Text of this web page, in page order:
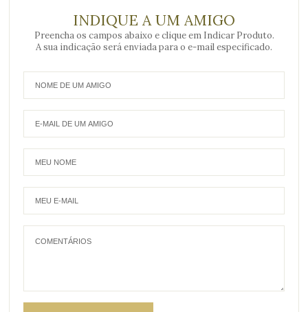
INDIQUE A UM AMIGO
Preencha os campos abaixo e clique em Indicar Produto.
A sua indicação será enviada para o e-mail especificado.